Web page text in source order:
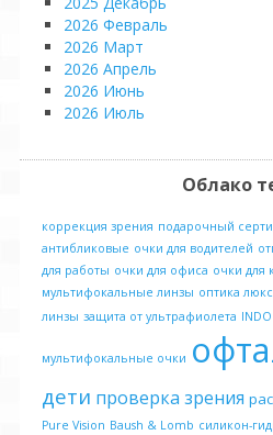
2026 Февраль
2026 Март
2026 Апрель
2026 Июнь
2026 Июль
Облако
коррекция зрения подарочный
антибликовые очки для водителей
для работы очки для офиса очки для
мультифокальные линзы оптика люкс
линзы защита от ультрафиолета
мультифокальные очки
дети проверка зрения
Pure Vision Baush & Lomb силикон-